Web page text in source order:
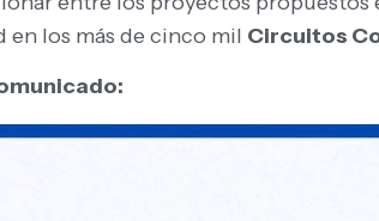
los más de cinco mil Circuitos